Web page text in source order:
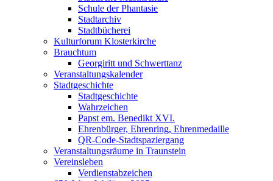
Schule der Phantasie
Stadtarchiv
Stadtbücherei
Kulturforum Klosterkirche
Brauchtum
Georgiritt und Schwerttanz
Veranstaltungskalender
Stadtgeschichte
Stadtgeschichte
Wahrzeichen
Papst em. Benedikt XVI.
Ehrenbürger, Ehrenring, Ehrenmedaille
QR-Code-Stadtspaziergang
Veranstaltungsräume in Traunstein
Vereinsleben
Verdienstabzeichen